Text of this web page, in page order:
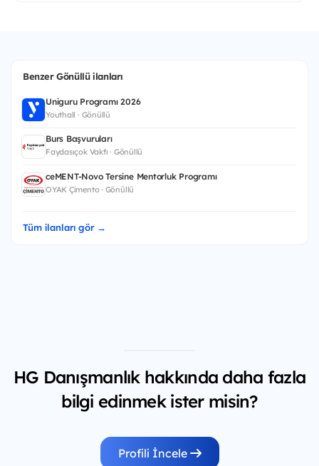
Benzer Gönüllü ilanları
Uniguru Programı 2026
Youthall · Gönüllü
Burs Başvuruları
Faydasıçok Vakfı · Gönüllü
ceMENT-Novo Tersine Mentorluk Programı
OYAK Çimento · Gönüllü
Tüm ilanları gör →
HG Danışmanlık hakkında daha fazla
bilgi edinmek ister misin?
Profili İncele